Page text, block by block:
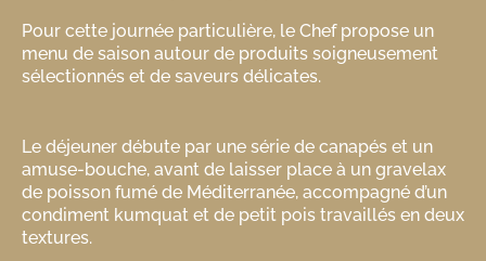
Pour cette journée particulière, le Chef propose un
menu de saison autour de produits soigneusement
sélectionnés et de saveurs délicates.
Le déjeuner débute par une série de canapés et un
amuse-bouche, avant de laisser place à un gravelax
de poisson fumé de Méditerranée, accompagné d’un
condiment kumquat et de petit pois travaillés en deux
textures.